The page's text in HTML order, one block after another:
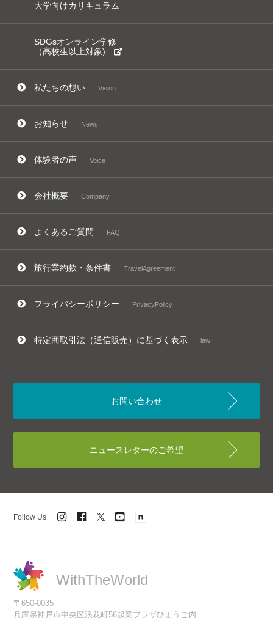
大学向けカリキュラム
SDGsオンライン学修
（高校生以上対象)
私たちの想い Vision
お知らせ News
体験者の声 Voice
会社概要 Company
よくあるご質問 FAQ
旅行業約款・条件書 TravelAgreement
プライバシーポリシー PrivacyPolicy
特定商取引法（通信販売）に基づく表示 law
お問い合わせ
ニュースレターのご希望
Follow Us
WithTheWorld
〒650-0035
兵庫県神戸市中央区浪花町56起業プラザひょうご内